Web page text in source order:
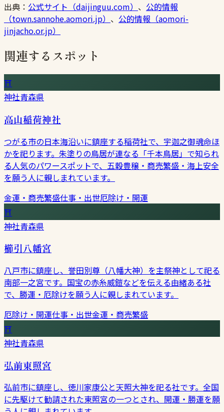
出典： 公式サイト（daijinguu.com） 、 公的情報
（town.sannohe.aomori.jp） 、 公的情報（aomori-
jinjacho.or.jp）
関連するスポット
⛩
神社青森県
高山稲荷神社
つがる市の日本海沿いに鎮座する稲荷社で、宇迦之御魂命ほ
かを祀ります。朱塗りの鳥居が連なる「千本鳥居」で知られ
る人気のパワースポットで、五穀豊穣・商売繁盛・海上安全
を願う人に親しまれています。
金運・商売繁盛仕事・出世厄除け・開運
⛩
神社青森県
櫛引八幡宮
八戸市に鎮座し、誉田別尊（八幡大神）を主祭神として祀る
南部一之宮です。国宝の赤糸威鎧などを伝える由緒ある社
で、勝運・厄除けを願う人に親しまれています。
厄除け・開運仕事・出世金運・商売繁盛
⛩
神社青森県
弘前東照宮
弘前市に鎮座し、徳川家康公と天照大神を祀る社です。全国
に先駆けて勧請された東照宮の一つとされ、開運・勝運を願